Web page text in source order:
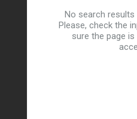
No search
Please, check the
sure the page